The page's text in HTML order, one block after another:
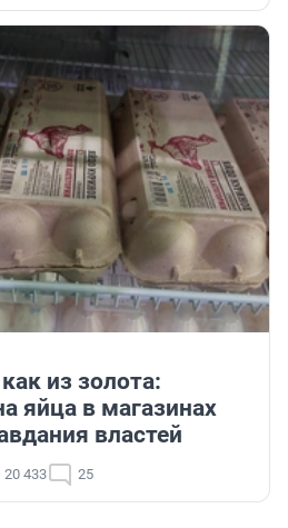
из золота:
яйца в магазинах
властей
20 433 25